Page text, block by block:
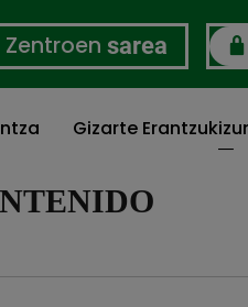
Zentroen sarea
Gizarte